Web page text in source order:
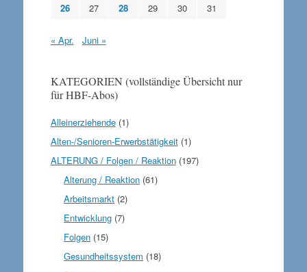
26
27 28 29 30 31
« Apr. Juni »
KATEGORIEN (vollständige Übersicht nur
für HBF-Abos)
Alleinerziehende(1)
Alten-/Senioren-Erwerbstätigkeit(1)
ALTERUNG / Folgen / Reaktion(197)
Alterung / Reaktion (61)
Arbeitsmarkt (2)
Entwicklung (7)
Folgen (15)
Gesundheitssystem (18)